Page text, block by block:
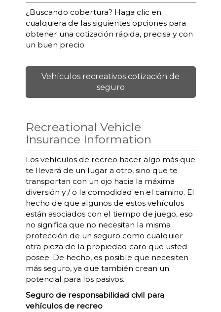
¿Buscando cobertura? Haga clic en
cualquiera de las siguientes opciones para
obtener una cotización rápida, precisa y con
un buen precio.
Vehículos recreativos cotización de
seguro
Recreational Vehicle
Insurance Information
Los vehículos de recreo hacer algo más que
te llevará de un lugar a otro, sino que te
transportan con un ojo hacia la máxima
diversión y / o la comodidad en el camino. El
hecho de que algunos de estos vehículos
están asociados con el tiempo de juego, eso
no significa que no necesitan la misma
protección de un seguro como cualquier
otra pieza de la propiedad caro que usted
posee. De hecho, es posible que necesiten
más seguro, ya que también crean un
potencial para los pasivos.
Seguro de responsabilidad civil para
vehículos de recreo